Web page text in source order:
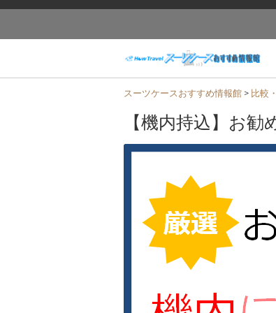
スーツケースおすすめ情報館> 比較
【機内持込】お